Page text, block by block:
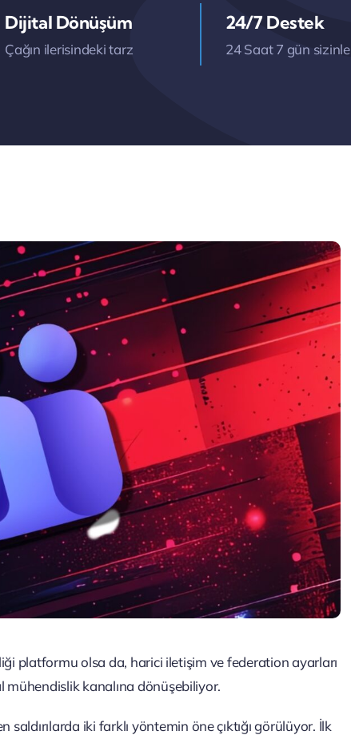
Dijital Dönüşüm
Çağın ilerisindeki tarz
24/7 Destek
24 Saat 7 gün sizinle
platformu olsa da, harici iletişim ve federation ayarları
mühendislik kanalına dönüşebiliyor.
iki farklı yöntemin öne çıktığı görülüyor. İlk